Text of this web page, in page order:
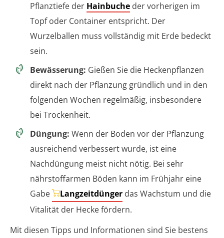
Pflanztiefe der Hainbuche der vorherigen im
Topf oder Container entspricht. Der
Wurzelballen muss vollständig mit Erde bedeckt
sein.
Bewässerung: Gießen Sie die Heckenpflanzen
direkt nach der Pflanzung gründlich und in den
folgenden Wochen regelmäßig, insbesondere
bei Trockenheit.
Düngung: Wenn der Boden vor der Pflanzung
ausreichend verbessert wurde, ist eine
Nachdüngung meist nicht nötig. Bei sehr
nährstoffarmen Böden kann im Frühjahr eine
Gabe
Langzeitdünger das Wachstum und die
Vitalität der Hecke fördern.
Mit diesen Tipps und Informationen sind Sie bestens